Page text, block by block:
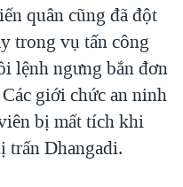
HẢI SÂM
TỪ NÔNG THÔN MỸ
quân cũng đã đột
trong vụ tấn công
lệnh ngưng bắn đơn
giới chức an ninh
bị mất tích khi
trấn Dhangadi.